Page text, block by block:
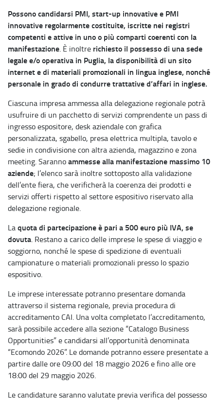
Possono candidarsi PMI, start-up innovative e PMI
innovative regolarmente costituite, iscritte nei registri
competenti e attive in uno o più comparti coerenti con la
manifestazione. È inoltre richiesto il possesso di una sede
legale e/o operativa in Puglia, la disponibilità di un sito
internet e di materiali promozionali in lingua inglese, nonché
personale in grado di condurre trattative d’affari in inglese.
Ciascuna impresa ammessa alla delegazione regionale potrà
usufruire di un pacchetto di servizi comprendente un pass di
ingresso espositore, desk aziendale con grafica
personalizzata, sgabello, presa elettrica multipla, tavolo e
sedie in condivisione con altra azienda, magazzino e zona
meeting. Sarannoammesse alla manifestazione massimo 10
aziende; l’elenco sarà inoltre sottoposto alla validazione
dell’ente fiera, che verificherà la coerenza dei prodotti e
servizi offerti rispetto al settore espositivo riservato alla
delegazione regionale.
Laquota di partecipazione è pari a 500 euro più IVA, se
dovuta. Restano a carico delle imprese le spese di viaggio e
soggiorno, nonché le spese di spedizione di eventuali
campionature o materiali promozionali presso lo spazio
espositivo.
Le imprese interessate potranno presentare domanda
attraverso il sistema regionale, previa procedura di
accreditamento CAI. Una volta completato l’accreditamento,
sarà possibile accedere alla sezione “Catalogo Business
Opportunities” e candidarsi all’opportunità denominata
“Ecomondo 2026”. Le domande potranno essere presentate a
partire dalle ore 09:00 del 18 maggio 2026 e fino alle ore
18:00 del 29 maggio 2026.
Le candidature saranno valutate previa verifica del possesso